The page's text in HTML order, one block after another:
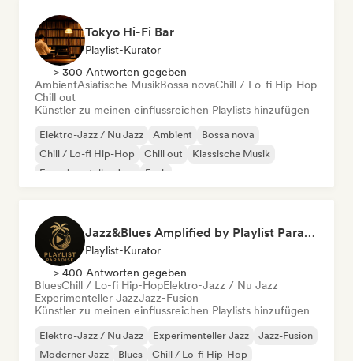
Tokyo Hi-Fi Bar
Playlist-Kurator
> 300 Antworten gegeben
AmbientAsiatische MusikBossa novaChill / Lo-fi Hip-Hop
Chill out
Künstler zu meinen einflussreichen Playlists hinzufügen
Elektro-Jazz / Nu Jazz Ambient
Bossa nova
Chill / Lo-fi Hip-Hop
Chill out
Klassische Musik
Experimenteller Jazz
Funk
Jazz&Blues Amplified by Playlist Paradise
Playlist-Kurator
> 400 Antworten gegeben
BluesChill / Lo-fi Hip-HopElektro-Jazz / Nu Jazz
Experimenteller JazzJazz-Fusion
Künstler zu meinen einflussreichen Playlists hinzufügen
Elektro-Jazz / Nu Jazz Experimenteller Jazz
Jazz-Fusion
Moderner Jazz
Blues
Chill / Lo-fi Hip-Hop